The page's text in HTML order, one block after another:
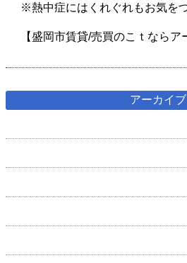
※熱中症にはくれぐれもお気を
【盛岡市賃貸/売買のこｔならア
アーカイブ